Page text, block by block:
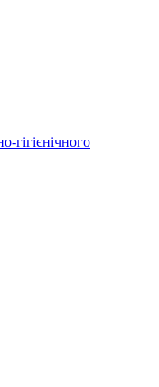
гігієнічного